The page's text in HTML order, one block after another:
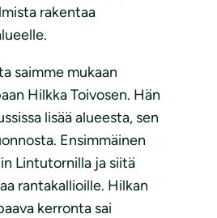
rakentaa
saimme mukaan
Hilkka Toivosen. Hän
lisää alueesta, sen
Ensimmäinen
Lintutornilla ja siitä
rantakallioille. Hilkan
kerronta sai